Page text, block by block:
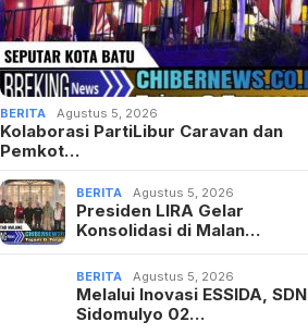
BERITA Agustus 5, 2026
Kolaborasi PartiLibur Caravan dan
Pemkot…
BERITA Agustus 5, 2026
Presiden LIRA Gelar
Konsolidasi di Malan…
BERITA Agustus 5, 2026
Melalui Inovasi ESSIDA, SDN
Sidomulyo 02…